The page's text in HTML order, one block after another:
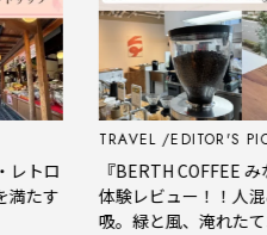
ロ
す
TRAVEL EDITOR'S PICK
『BERTH COFFEE みな
体験レビュー！！人混み
吸。緑と風、淹れたてコ